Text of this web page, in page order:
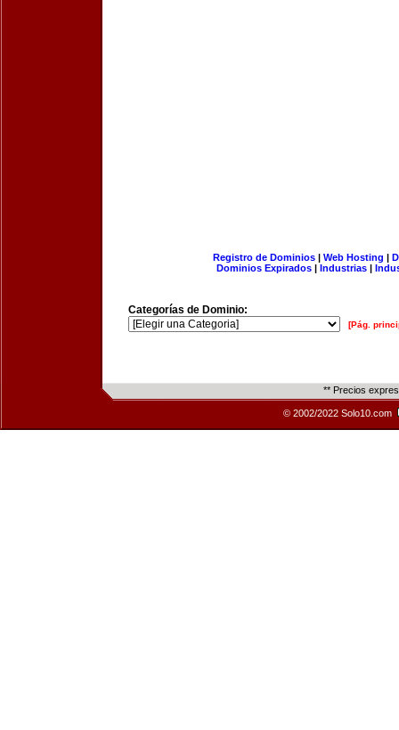
Registro de Dominios| Web Hosting |
Dominios Expirados | Industrias |
Categorías de Dominio:
[Pág.
** Precios
© 2002/2022 Solo10.com